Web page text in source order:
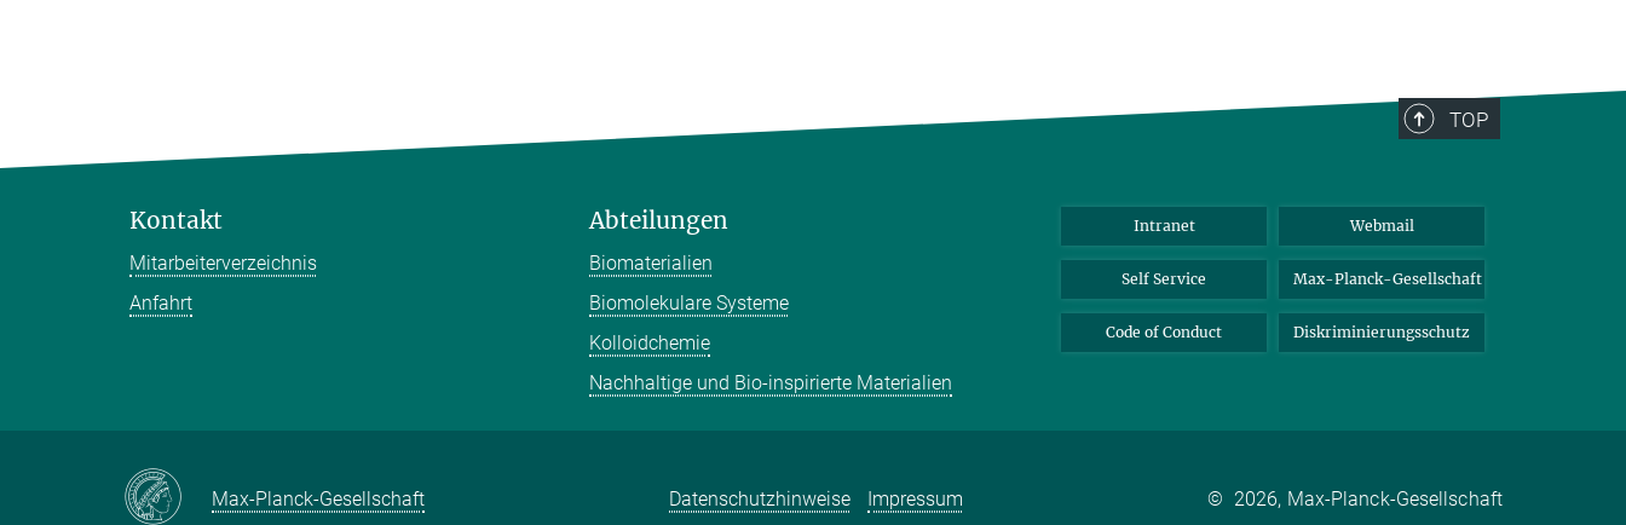
TOP
Kontakt
Mitarbeiterverzeichnis
Anfahrt
Abteilungen
Biomaterialien
Biomolekulare Systeme
Kolloidchemie
Nachhaltige und Bio-inspirierte Materialien
Intranet Webmail
Self Service Max-Planck-Gesellschaft
Code of Conduct Diskriminierungsschutz
Max-Planck-Gesellschaft Datenschutzhinweise Impressum © 2026, Max-Planck-Gesellschaft